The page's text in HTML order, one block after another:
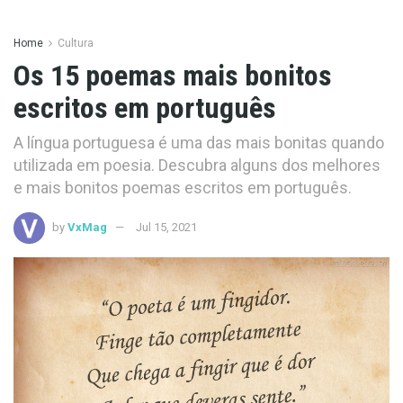
Home Cultura
Os 15 poemas mais bonitos
escritos em português
A língua portuguesa é uma das mais bonitas quando
utilizada em poesia. Descubra alguns dos melhores
e mais bonitos poemas escritos em português.
by VxMag Jul 15, 2021